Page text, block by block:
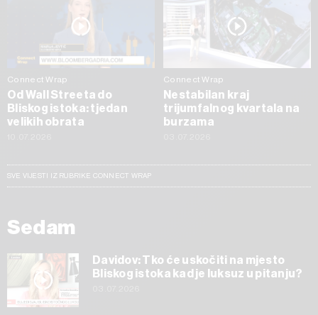
Connect Wrap
Od Wall Streeta do
Bliskog istoka: tjedan
velikih obrata
Connect Wrap
Nestabilan kraj
trijumfalnog kvartala na
burzama
SVE VIJESTI IZ RUBRIKE CONNECT WRAP
Sedam
Davidov: Tko će uskočiti na mjesto
Bliskog istoka kad je luksuz u pitanju?